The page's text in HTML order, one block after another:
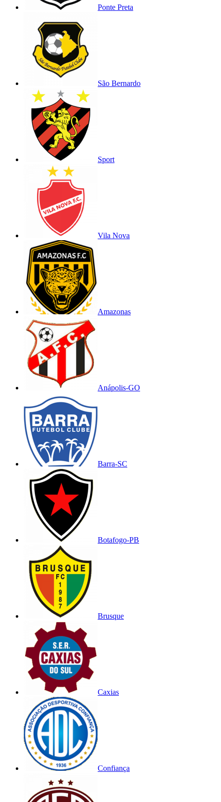
Ponte Preta
São Bernardo
Sport
Vila Nova
Amazonas
Anápolis-GO
Barra-SC
Botafogo-PB
Brusque
Caxias
Confiança